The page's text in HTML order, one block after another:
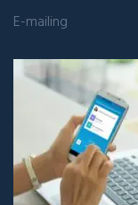
E-mailing